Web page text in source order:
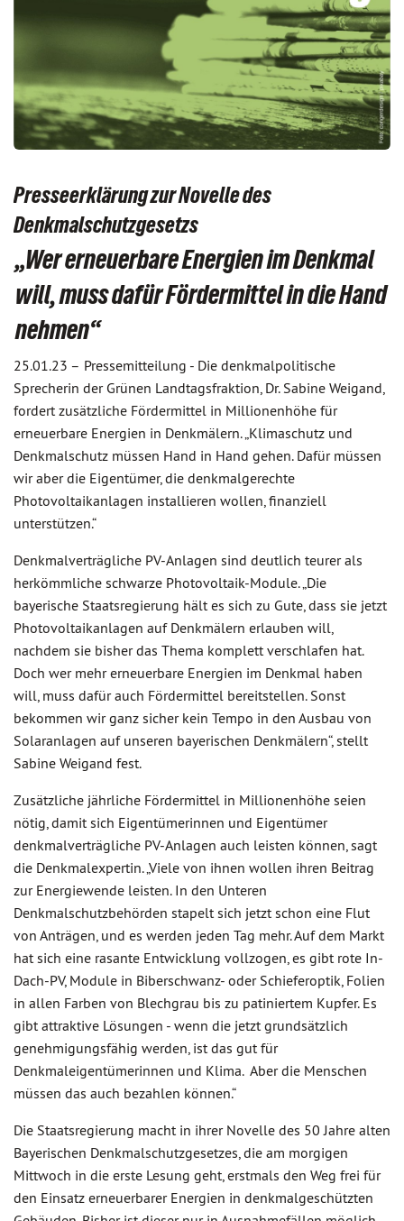
Presseerklärung zur Novelle des
Denkmalschutzgesetzs
„Wer erneuerbare Energien im Denkmal
will, muss dafür Fördermittel in die Hand
nehmen“
25.01.23 – Pressemitteilung - Die denkmalpolitische
Sprecherin der Grünen Landtagsfraktion, Dr. Sabine Weigand,
fordert zusätzliche Fördermittel in Millionenhöhe für
erneuerbare Energien in Denkmälern. „Klimaschutz und
Denkmalschutz müssen Hand in Hand gehen. Dafür müssen
wir aber die Eigentümer, die denkmalgerechte
Photovoltaikanlagen installieren wollen, finanziell
unterstützen.“
Denkmalverträgliche PV-Anlagen sind deutlich teurer als
herkömmliche schwarze Photovoltaik-Module. „Die
bayerische Staatsregierung hält es sich zu Gute, dass sie jetzt
Photovoltaikanlagen auf Denkmälern erlauben will,
nachdem sie bisher das Thema komplett verschlafen hat.
Doch wer mehr erneuerbare Energien im Denkmal haben
will, muss dafür auch Fördermittel bereitstellen. Sonst
bekommen wir ganz sicher kein Tempo in den Ausbau von
Solaranlagen auf unseren bayerischen Denkmälern“, stellt
Sabine Weigand fest.
Zusätzliche jährliche Fördermittel in Millionenhöhe seien
nötig, damit sich Eigentümerinnen und Eigentümer
denkmalverträgliche PV-Anlagen auch leisten können, sagt
die Denkmalexpertin. „Viele von ihnen wollen ihren Beitrag
zur Energiewende leisten. In den Unteren
Denkmalschutzbehörden stapelt sich jetzt schon eine Flut
von Anträgen, und es werden jeden Tag mehr. Auf dem Markt
hat sich eine rasante Entwicklung vollzogen, es gibt rote In-
Dach-PV, Module in Biberschwanz- oder Schieferoptik, Folien
in allen Farben von Blechgrau bis zu patiniertem Kupfer. Es
gibt attraktive Lösungen - wenn die jetzt grundsätzlich
genehmigungsfähig werden, ist das gut für
Denkmaleigentümerinnen und Klima. Aber die Menschen
müssen das auch bezahlen können.“
Die Staatsregierung macht in ihrer Novelle des 50 Jahre alten
Bayerischen Denkmalschutzgesetzes, die am morgigen
Mittwoch in die erste Lesung geht, erstmals den Weg frei für
den Einsatz erneuerbarer Energien in denkmalgeschützten